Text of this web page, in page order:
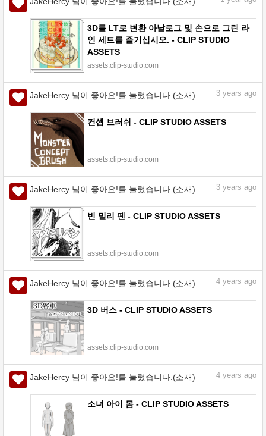
3D를 LT로 변환 아날로그 및 손으로 그린 라
인 세트를 즐기십시오. - CLIP STUDIO
ASSETS
assets.clip-studio.com
JakeHercy 님이 좋아요!를 눌렀습니다.(소재) 3 years ago
컨셉 브러쉬 - CLIP STUDIO ASSETS
assets.clip-studio.com
JakeHercy 님이 좋아요!를 눌렀습니다.(소재) 3 years ago
빈 밀리 펜 - CLIP STUDIO ASSETS
assets.clip-studio.com
JakeHercy 님이 좋아요!를 눌렀습니다.(소재) 4 years ago
3D 버스 - CLIP STUDIO ASSETS
assets.clip-studio.com
JakeHercy 님이 좋아요!를 눌렀습니다.(소재) 4 years ago
소녀 아이 몸 - CLIP STUDIO ASSETS